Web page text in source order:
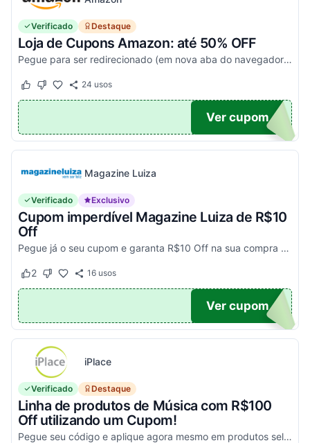
Verificado Destaque
Loja de Cupons Amazon: até 50% OFF
Pegue para ser redirecionado (em nova aba do navegador) e acesse todos os cupons disponíveis da Amazon Brasil. Aproveite para economizar nesse link. Corra e garanta já o seu descon...
Este cupom funcionou
Este cupom não funcionou
24 usos
TICO
Ver cupom
Magazine Luiza
Verificado Exclusivo
Cupom imperdível Magazine Luiza de R$10
Off
Pegue já o seu cupom e garanta R$10 Off na sua compra acima de R$500,00
Este cupom funcionou
2 Este cupom não funcionou
16usos
UPOM
Ver cupom
iPlace
Verificado Destaque
Linha de produtos de Música com R$100
Off utilizando um Cupom!
Pegue seu código e aplique agora mesmo em produtos selecionados para garantir seus descontos!